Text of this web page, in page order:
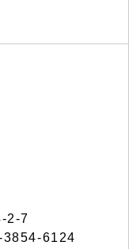
2-7
6124